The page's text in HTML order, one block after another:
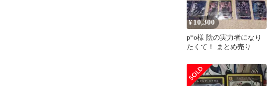
¥10,300
p*o様 陰の実力者になり
たくて！ まとめ売り